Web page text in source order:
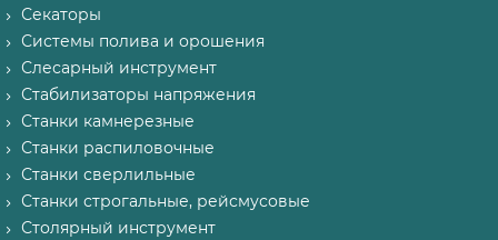
Секаторы
Системы полива и орошения
Слесарный инструмент
Стабилизаторы напряжения
Станки камнерезные
Станки распиловочные
Станки сверлильные
Станки строгальные, рейсмусовые
Столярный инструмент